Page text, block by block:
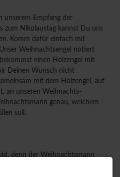
unserem Empfang der
zum Nikolaustag kannst Du uns
Komm dafür einfach mit
Weihnachtsengel notiert
einen Holzengel mit
Deinen Wunsch nicht
mit dem Holzengel, auf
an unseren Weihnachts-
genau, welchem
soll.
denn der Weihnachtsmann